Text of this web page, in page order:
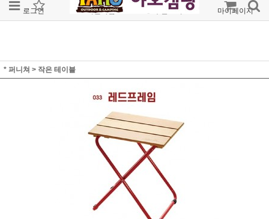
로그인 회원가입 주문조회 마이페이지
* 퍼니쳐 > 작은 테이블